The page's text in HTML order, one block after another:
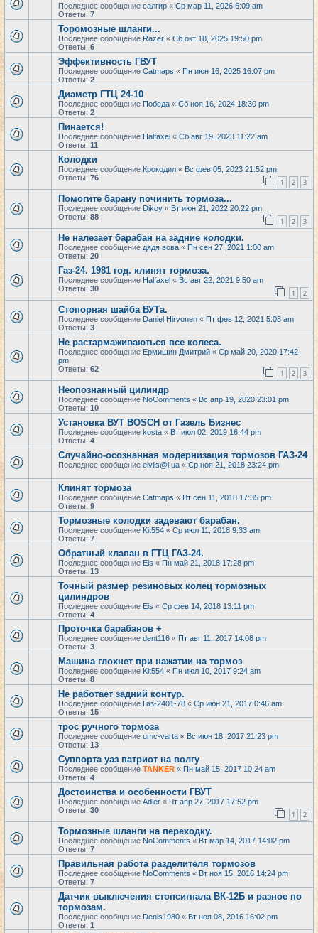
Последнее сообщение салгир « Ср мар 11, 2026 6:09 am
Ответы: 7
Торомозные шланги...
Последнее сообщение Razer « Сб окт 18, 2025 19:50 pm
Ответы: 6
Эффективность ГВУТ
Последнее сообщение Catmaps « Пн июн 16, 2025 16:07 pm
Ответы: 2
Диаметр ГТЦ 24-10
Последнее сообщение Победа « Сб ноя 16, 2024 18:30 pm
Ответы: 2
Пинается!
Последнее сообщение Halfaxel « Сб авг 19, 2023 11:22 am
Ответы: 11
Колодки
Последнее сообщение Крокодил « Вс фев 05, 2023 21:52 pm
Ответы: 76 1 2 3
Помогите барану починить тормоза...
Последнее сообщение Dikoy « Вт июн 21, 2022 20:22 pm
Ответы: 88 1 2 3
Не налезает барабан на задние колодки.
Последнее сообщение дядя вова « Пн сен 27, 2021 1:00 am
Ответы: 20
Газ-24. 1981 год. клинят тормоза.
Последнее сообщение Halfaxel « Вс авг 22, 2021 9:50 am
Ответы: 30 1 2
Стопорная шайба ВУТа.
Последнее сообщение Daniel Hirvonen « Пт фев 12, 2021 5:08 am
Ответы: 3
Не растармаживаються все колеса.
Последнее сообщение Ермишин Дмитрий « Ср май 20, 2020 17:42
pm
Ответы: 62 1 2 3
Неопознанный цилиндр
Последнее сообщение NoComments « Вс апр 19, 2020 23:01 pm
Ответы: 10
Установка ВУТ BOSCH от Газель Бизнес
Последнее сообщение kosta « Вт июл 02, 2019 16:44 pm
Ответы: 4
Случайно-осознанная модернизация тормозов ГАЗ-24
Последнее сообщение elviis@i.ua « Ср ноя 21, 2018 23:24 pm
Клинят тормоза
Последнее сообщение Catmaps « Вт сен 11, 2018 17:35 pm
Ответы: 9
Тормозные колодки задевают барабан.
Последнее сообщение Kit554 « Ср июл 11, 2018 9:33 am
Ответы: 7
Обратный клапан в ГТЦ ГАЗ-24.
Последнее сообщение Eis « Пн май 21, 2018 17:28 pm
Ответы: 13
Точный размер резиновых колец тормозных
цилиндров
Последнее сообщение Eis « Ср фев 14, 2018 13:11 pm
Ответы: 4
Проточка барабанов +
Последнее сообщение dent116 « Пт авг 11, 2017 14:08 pm
Ответы: 3
Машина глохнет при нажатии на тормоз
Последнее сообщение Kit554 « Пн июл 10, 2017 9:24 am
Ответы: 8
Не работает задний контур.
Последнее сообщение Газ-2401-78 « Ср июн 21, 2017 0:46 am
Ответы: 15
трос ручного тормоза
Последнее сообщение umc-varta « Вс июн 18, 2017 21:23 pm
Ответы: 13
Суппорта уаз патриот на волгу
Последнее сообщение TANKER « Пн май 15, 2017 10:24 am
Ответы: 4
Достоинства и особенности ГВУТ
Последнее сообщение Adler « Чт апр 27, 2017 17:52 pm
Ответы: 30 1 2
Тормозные шланги на переходку.
Последнее сообщение NoComments « Вт мар 14, 2017 14:02 pm
Ответы: 7
Правильная работа разделителя тормозов
Последнее сообщение NoComments « Вт ноя 15, 2016 14:24 pm
Ответы: 7
Датчик выключения стопсигнала ВК-12Б и разное по
тормозам.
Последнее сообщение Denis1980 « Вт ноя 08, 2016 16:02 pm
Ответы: 1